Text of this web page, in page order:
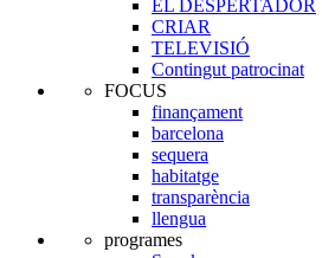
EL DESPERTADOR
CRIAR
TELEVISIÓ
Contingut patrocinat
FOCUS
finançament
barcelona
sequera
habitatge
transparència
llengua
programes